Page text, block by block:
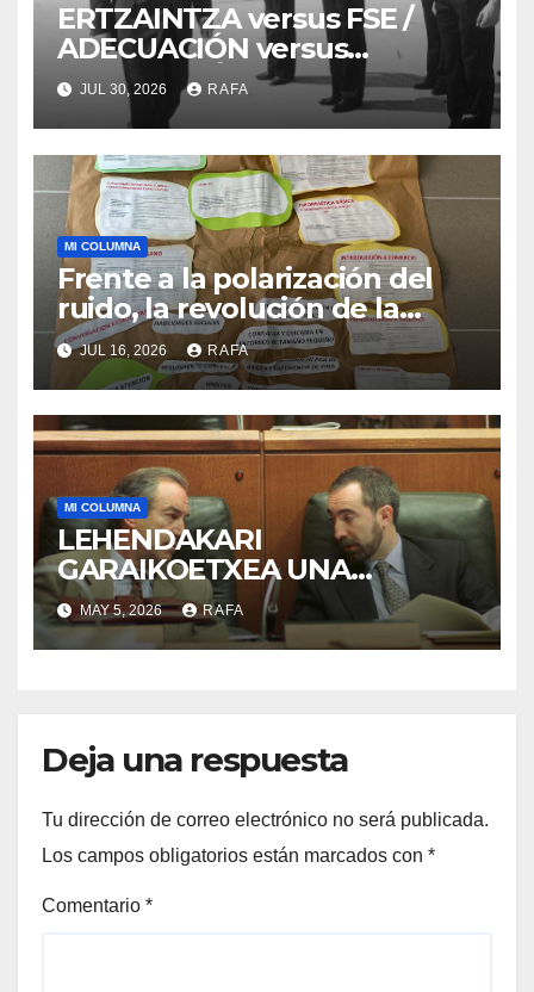
ERTZAINTZA versus FSE /
ADECUACIÓN versus
SUSTITUCIÓN
JUL 30, 2026 RAFA
MI COLUMNA
Frente a la polarización del
ruido, la revolución de la
acogida
JUL 16, 2026 RAFA
MI COLUMNA
LEHENDAKARI
GARAIKOETXEA UNA
PERSONA QUE DIGNIFICA EL
EJERCICIO DE LA POLÍTICA
MAY 5, 2026 RAFA
Deja una respuesta
Tu dirección de correo electrónico no será publicada.
Los campos obligatorios están marcados con *
Comentario *